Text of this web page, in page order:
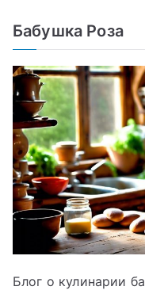
Бабушка Роза
Блог о кулинарии